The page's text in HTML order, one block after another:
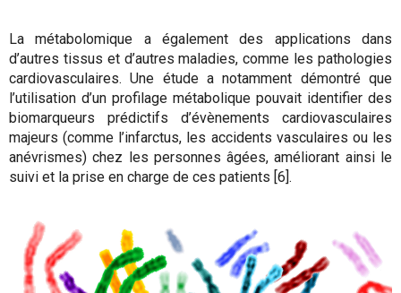
La métabolomique a également des applications dans
d’autres tissus et d’autres maladies, comme les pathologies
cardiovasculaires. Une étude a notamment démontré que
l’utilisation d’un profilage métabolique pouvait identifier des
biomarqueurs prédictifs d’évènements cardiovasculaires
majeurs (comme l’infarctus, les accidents vasculaires ou les
anévrismes) chez les personnes âgées, améliorant ainsi le
suivi et la prise en charge de ces patients [6].